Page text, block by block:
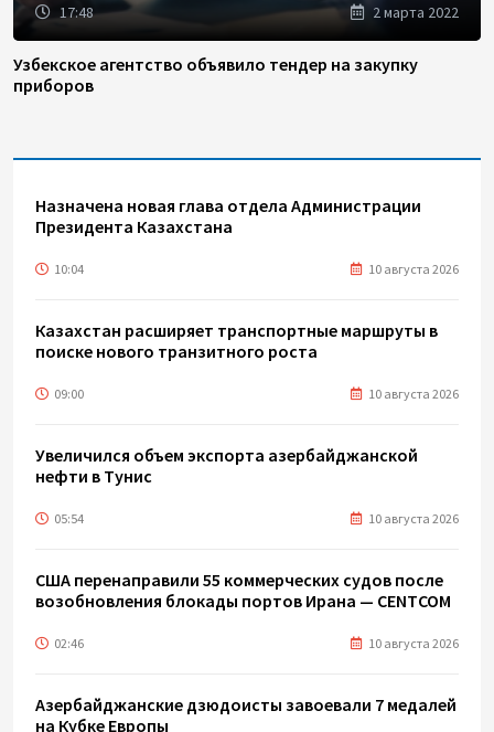
17:48 2 марта 2022
Узбекское агентство объявило тендер на закупку
приборов
Назначена новая глава отдела Администрации
Президента Казахстана
10:04 10 августа 2026
Казахстан расширяет транспортные маршруты в
поиске нового транзитного роста
09:00 10 августа 2026
Увеличился объем экспорта азербайджанской
нефти в Тунис
05:54 10 августа 2026
США перенаправили 55 коммерческих судов после
возобновления блокады портов Ирана — CENTCOM
02:46 10 августа 2026
Азербайджанские дзюдоисты завоевали 7 медалей
на Кубке Европы